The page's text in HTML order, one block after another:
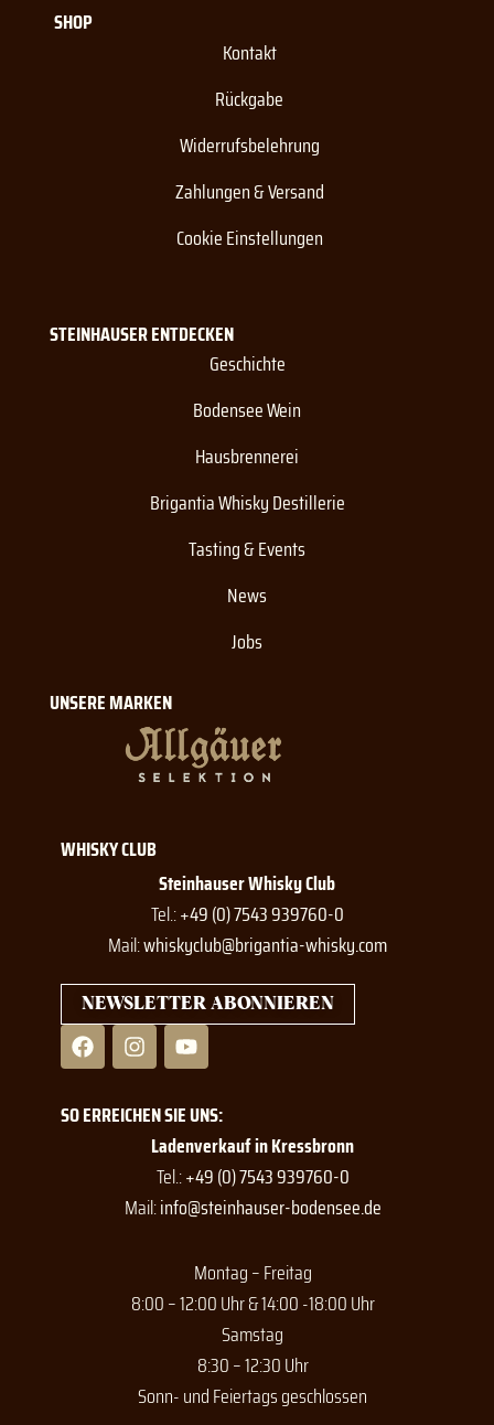
STEINHAUSER ENTDECKEN
Geschichte
Bodensee Wein
Hausbrennerei
Brigantia Whisky Destillerie
Tasting & Events
News
Jobs
UNSERE MARKEN
SHOP
Kontakt
Rückgabe
Widerrufsbelehrung
Zahlungen & Versand
Cookie Einstellungen
WHISKY CLUB
Steinhauser Whisky Club
Tel.:+49 (0) 7543 939760-0
Mail:whiskyclub@brigantia-whisky.com
NEWSLETTER ABONNIEREN
F
a
c
e
b
I
n
s
t
a
m
Y
o
u
t
u
b
e
SO ERREICHEN SIE UNS:
Ladenverkauf in Kressbronn
Tel.:+49 (0) 7543 939760-0
Mail:info@steinhauser-bodensee.de
Montag – Freitag
8:00 – 12:00 Uhr & 14:00 -18:00 Uhr
Samstag
8:30 – 12:30 Uhr
Sonn- und Feiertags geschlossen